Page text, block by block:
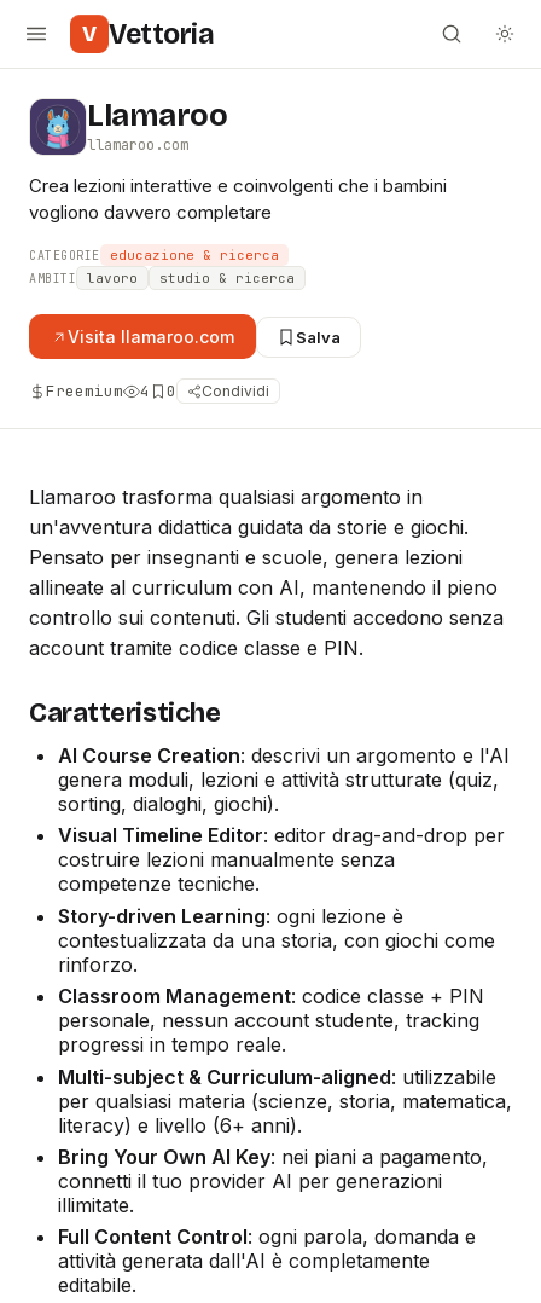
V Vettoria
Llamaroo
llamaroo.com
Crea lezioni interattive e coinvolgenti che i bambini
vogliono davvero completare
CATEGORIE educazione & ricerca
AMBITI lavoro studio & ricerca
Visita llamaroo.com Salva
Freemium 4 0 Condividi
Llamaroo trasforma qualsiasi argomento in
un'avventura didattica guidata da storie e giochi.
Pensato per insegnanti e scuole, genera lezioni
allineate al curriculum con AI, mantenendo il pieno
controllo sui contenuti. Gli studenti accedono senza
account tramite codice classe e PIN.
Caratteristiche
AI Course Creation: descrivi un argomento e l'AI
genera moduli, lezioni e attività strutturate (quiz,
sorting, dialoghi, giochi).
Visual Timeline Editor: editor drag-and-drop per
costruire lezioni manualmente senza
competenze tecniche.
Story-driven Learning: ogni lezione è
contestualizzata da una storia, con giochi come
rinforzo.
Classroom Management: codice classe + PIN
personale, nessun account studente, tracking
progressi in tempo reale.
Multi-subject & Curriculum-aligned: utilizzabile
per qualsiasi materia (scienze, storia, matematica,
literacy) e livello (6+ anni).
Bring Your Own AI Key: nei piani a pagamento,
connetti il tuo provider AI per generazioni
illimitate.
Full Content Control: ogni parola, domanda e
attività generata dall'AI è completamente
editabile.